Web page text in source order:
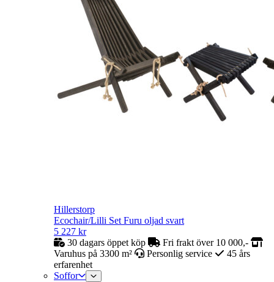
Hillerstorp
Ecochair/Lilli Set Furu oljad svart
5 227 kr
30 dagars öppet köp
Fri frakt över 10 000,-
Varuhus på 3300 m²
Personlig service
45 års
erfarenhet
Soffor